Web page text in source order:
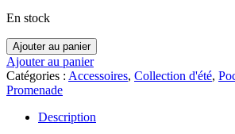
En stock
Ajouter au panier
Ajouter au panier
Catégories : Accessoires, Collection d'été,
Promenade
Description